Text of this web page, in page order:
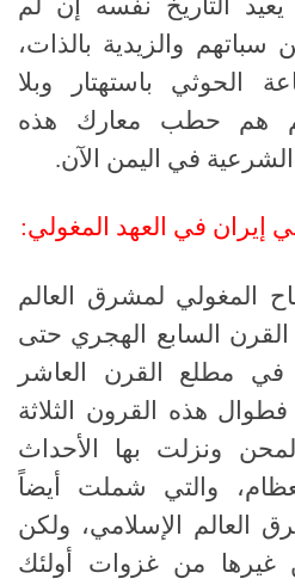
والزيدية بالذات،
الحوثي باستهتار وبلا
هم حطب معارك هذه
في اليمن الآن.
إيران في العهد المغولي:
المغولي لمشرق العالم
السابع الهجري حتى
في مطلع القرن العاشر
فطوال هذه القرون الثلاثة
ونزلت بها الأحداث
والتي شملت أيضاً
العالم الإسلامي، ولكن
غيرها من غزوات أولئك